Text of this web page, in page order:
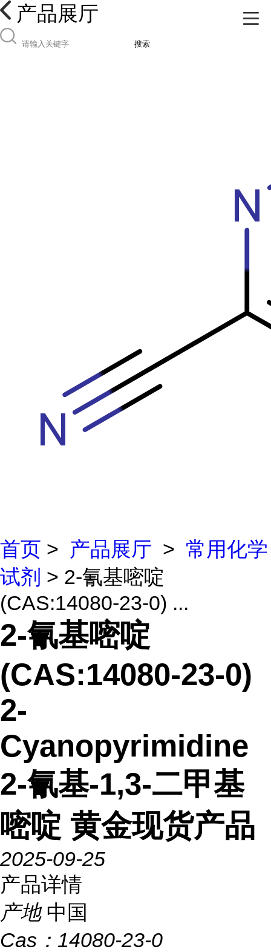
产品展厅
搜索
首页 > 产品展厅 > 常用化学
试剂 > 2-氰基嘧啶
(CAS:14080-23-0) ...
2-氰基嘧啶
(CAS:14080-23-0)
2-
Cyanopyrimidine
2-氰基-1,3-二甲基
嘧啶 黄金现货产品
2025-09-25
产品详情
产地 中国
Cas： 14080-23-0